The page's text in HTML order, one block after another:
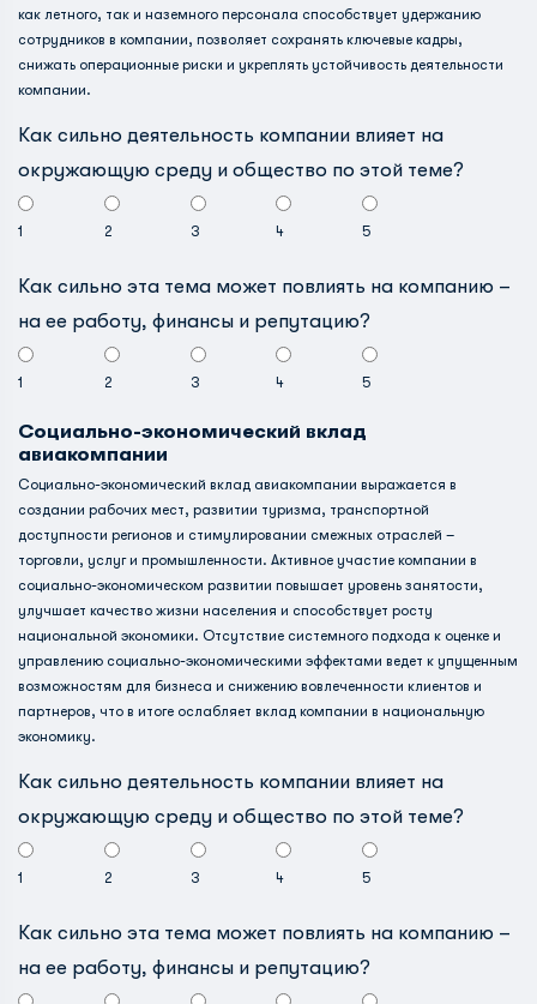
как летного, так и наземного персонала способствует удержанию
сотрудников в компании, позволяет сохранять ключевые кадры,
снижать операционные риски и укреплять устойчивость деятельности
компании.
Как сильно деятельность компании влияет на
окружающую среду и общество по этой теме?
1 2 3 4 5
Как сильно эта тема может повлиять на компанию –
на ее работу, финансы и репутацию?
1 2 3 4 5
Социально-экономический вклад
авиакомпании
Социально-экономический вклад авиакомпании выражается в
создании рабочих мест, развитии туризма, транспортной
доступности регионов и стимулировании смежных отраслей –
торговли, услуг и промышленности. Активное участие компании в
социально-экономическом развитии повышает уровень занятости,
улучшает качество жизни населения и способствует росту
национальной экономики. Отсутствие системного подхода к оценке и
управлению социально-экономическими эффектами ведет к упущенным
возможностям для бизнеса и снижению вовлеченности клиентов и
партнеров, что в итоге ослабляет вклад компании в национальную
экономику.
Как сильно деятельность компании влияет на
окружающую среду и общество по этой теме?
1 2 3 4 5
Как сильно эта тема может повлиять на компанию –
на ее работу, финансы и репутацию?